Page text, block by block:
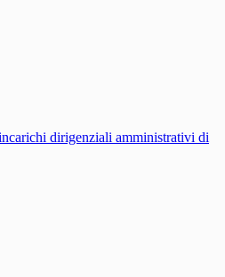
dirigenziali amministrativi di